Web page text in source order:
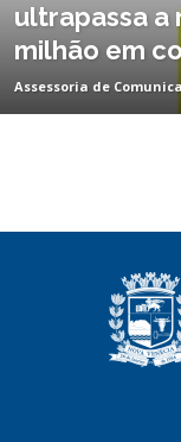
ultrapassa a
milhão em
Assessoria de